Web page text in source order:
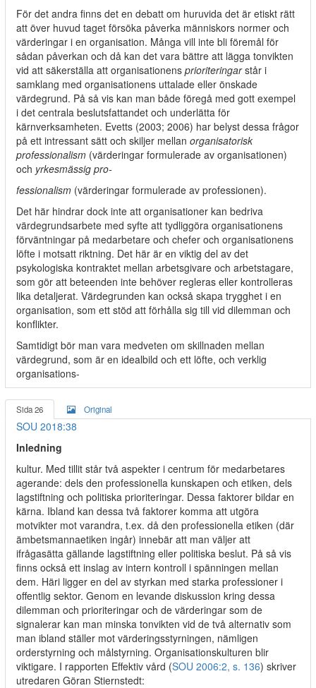
För det andra finns det en debatt om huruvida det är etiskt rätt
att över huvud taget försöka påverka människors normer och
värderingar i en organisation. Många vill inte bli föremål för
sådan påverkan och då kan det vara bättre att lägga tonvikten
vid att säkerställa att organisationens prioriteringarstår i
samklang med organisationens uttalade eller önskade
värdegrund. På så vis kan man både föregå med gott exempel
i det centrala beslutsfattandet och underlätta för
kärnverksamheten. Evetts (2003; 2006) har belyst dessa frågor
på ett intressant sätt och skiljer mellan organisatorisk
professionalism (värderingar formulerade av organisationen)
och yrkesmässig pro-
fessionalism (värderingar formulerade av professionen).
Det här hindrar dock inte att organisationer kan bedriva
värdegrundsarbete med syfte att tydliggöra organisationens
förväntningar på medarbetare och chefer och organisationens
löfte i motsatt riktning. Det här är en viktig del av det
psykologiska kontraktet mellan arbetsgivare och arbetstagare,
som gör att beteenden inte behöver regleras eller kontrolleras
lika detaljerat. Värdegrunden kan också skapa trygghet i en
organisation, som ett stöd att förhålla sig till vid dilemman och
konflikter.
Samtidigt bör man vara medveten om skillnaden mellan
värdegrund, som är en idealbild och ett löfte, och verklig
organisations-
Sida 26 Original
SOU 2018:38
Inledning
kultur. Med tillit står två aspekter i centrum för medarbetares
agerande: dels den professionella kunskapen och etiken, dels
lagstiftning och politiska prioriteringar. Dessa faktorer bildar en
kärna. Ibland kan dessa två faktorer komma att utgöra
motvikter mot varandra, t.ex. då den professionella etiken (där
ämbetsmannaetiken ingår) innebär att man väljer att
ifrågasätta gällande lagstiftning eller politiska beslut. På så vis
finns också ett inslag av intern kontroll i spänningen mellan
dem. Häri ligger en del av styrkan med starka professioner i
offentlig sektor. Genom en levande diskussion kring dessa
dilemman och prioriteringar och de värderingar som de
signalerar kan man minska tonvikten vid de två alternativ som
man ibland ställer mot värderingsstyrningen, nämligen
orderstyrning och målstyrning. Organisationskulturen blir
viktigare. I rapporten Effektiv vård (SOU 2006:2, s. 136) skriver
utredaren Göran Stiernstedt: